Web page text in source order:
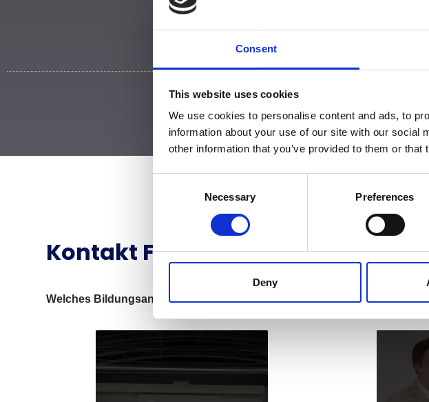
Consent
This website uses cookies
We use cookies to personalise content and ads, to
information about your use of our site with our social
other information that you’ve provided to them or
Necessary Preferences
Deny
Kontakt Formular
Welches Bildungsangebot wollen Sie in anspruch nehmen?*